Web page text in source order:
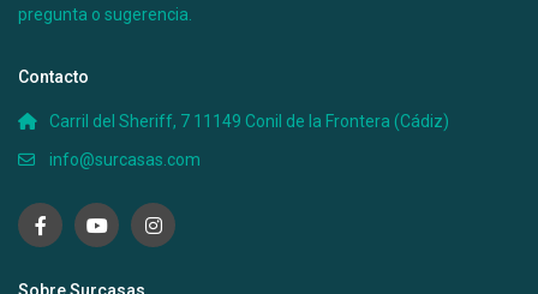
pregunta o sugerencia.
Contacto
Carril del Sheriff, 7 11149 Conil de la Frontera (Cádiz)
info@surcasas.com